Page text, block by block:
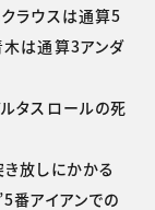
ラウスは通算5
木は通算3アンダ
タスロールの死
放しにかかる
番アイアンでの